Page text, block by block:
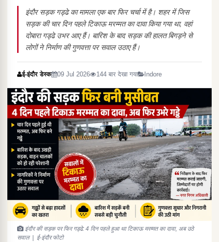
इंदौर सड़क गड्ढे का मामला एक बार फिर चर्चा में है। शहर में जिस
सड़क की चार दिन पहले टिकाऊ मरम्मत का दावा किया गया था, वहां
दोबारा गड्ढे उभर आए हैं। बारिश के बाद सड़क की हालत बिगड़ने से
लोगों ने निर्माण की गुणवत्ता पर सवाल उठाए हैं।
ई-इंदौर डेस्क 09 Jul 2026 144 बार देखा गया Indore
इंदौर की सड़क पर फिर गड्ढे: 4 दिन पहले हुआ था टिकाऊ मरम्मत का दावा, अब उठे
सवाल | ई-इंदौर फोटो